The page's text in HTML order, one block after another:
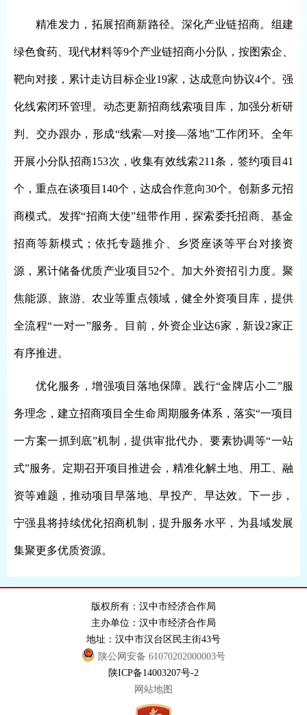
精准发力，拓展招商新路径。 深化产业链招商。 组建
绿色食药、现代材料等9个产业链招商小分队，按图索企、
靶向对接，累计走访目标企业19家，达成意向协议4个。 强
化线索闭环管理。 动态更新招商线索项目库，加强分析研
判、交办跟办，形成“线索—对接—落地”工作闭环。全年
开展小分队招商153次，收集有效线索211条，签约项目41
个，重点在谈项目140个，达成合作意向30个。 创新多元招
商模式。 发挥“招商大使”纽带作用，探索委托招商、基金
招商等新模式；依托专题推介、乡贤座谈等平台对接资
源，累计储备优质产业项目52个。 加大外资招引力度。 聚
焦能源、旅游、农业等重点领域，健全外资项目库，提供
全流程“一对一”服务。目前，外资企业达6家，新设2家正
有序推进。
优化服务，增强项目落地保障。 践行“金牌店小二”服
务理念，建立招商项目全生命周期服务体系，落实“一项目
一方案一抓到底”机制，提供审批代办、要素协调等“一站
式”服务。定期召开项目推进会，精准化解土地、用工、融
资等难题，推动项目早落地、早投产、早达效。下一步，
宁强县将持续优化招商机制，提升服务水平，为县域发展
集聚更多优质资源。
版权所有：汉中市经济合作局
主办单位：汉中市经济合作局
地址：汉中市汉台区民主街43号
陕公网安备 61070202000003号
陕ICP备14003207号-2
网站地图